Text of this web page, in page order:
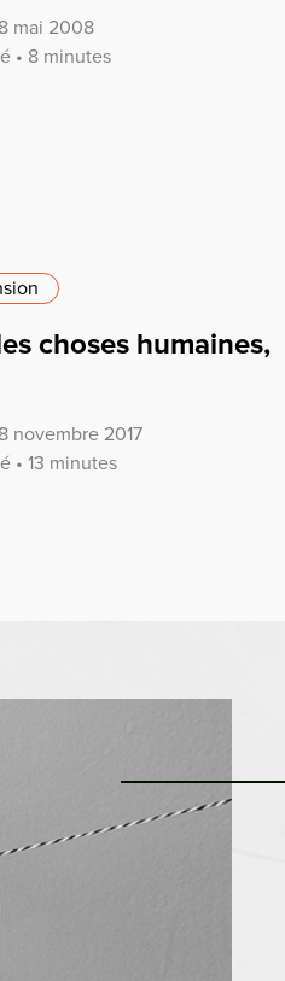
mai 2008
• 8 minutes
choses humaines,
novembre 2017
• 13 minutes